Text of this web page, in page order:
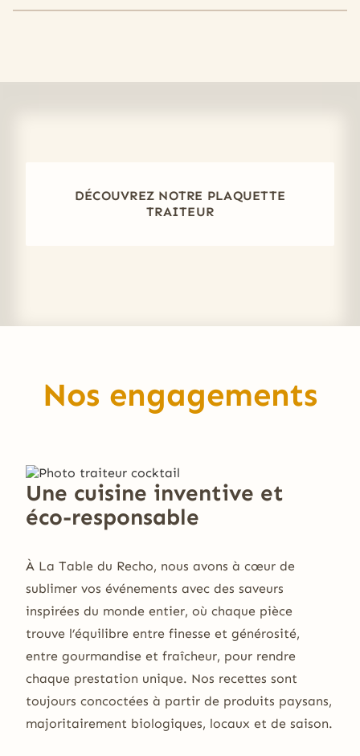
DÉCOUVREZ NOTRE PLAQUETTE
TRAITEUR
Nos engagements
Une cuisine inventive et
éco-responsable
À La Table du Recho, nous avons à cœur de
sublimer vos événements avec des saveurs
inspirées du monde entier, où chaque pièce
trouve l’équilibre entre finesse et générosité,
entre gourmandise et fraîcheur, pour rendre
chaque prestation unique. Nos recettes sont
toujours concoctées à partir de produits paysans,
majoritairement biologiques, locaux et de saison.